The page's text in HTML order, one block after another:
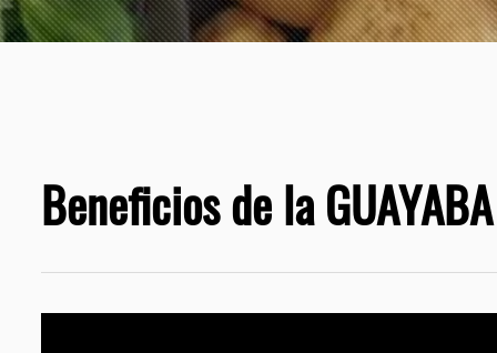
Beneficios de la GUAYABA